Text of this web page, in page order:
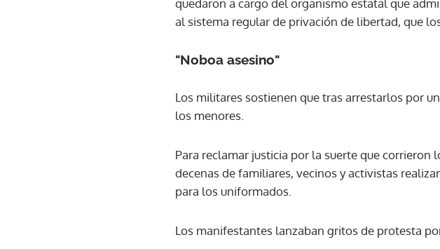
quedaron a cargo del organismo estatal que
al sistema regular de privación de libertad, que
"Noboa asesino"
Los militares sostienen que tras arrestarlos por
los menores.
Para reclamar justicia por la suerte que corrieron
decenas de familiares, vecinos y activistas
para los uniformados.
Los manifestantes lanzaban gritos de protesta